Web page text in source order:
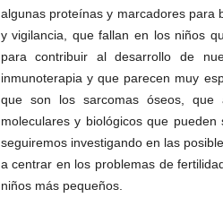
algunas proteínas y marcadores para
y vigilancia, que fallan en los niños
para contribuir al desarrollo de
inmunoterapia y que parecen muy
que son los sarcomas óseos, que
moleculares y biológicos que
seguiremos investigando en las
a centrar en los problemas de
niños más pequeños.